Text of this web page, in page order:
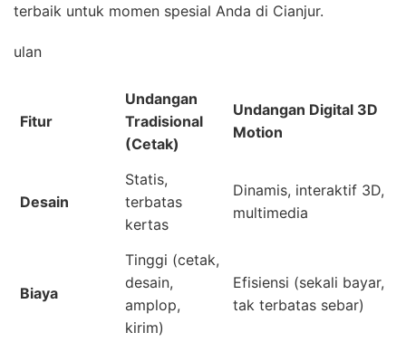
terbaik untuk momen spesial Anda di Cianjur.
ulan
Fitur
Undangan
Tradisional
(Cetak)
Undangan Digital 3D
Motion
Desain
Statis,
terbatas
kertas
Dinamis, interaktif 3D,
multimedia
Biaya
Tinggi (cetak,
desain,
amplop,
kirim)
Efisiensi (sekali bayar,
tak terbatas sebar)